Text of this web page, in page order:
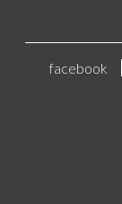
facebook